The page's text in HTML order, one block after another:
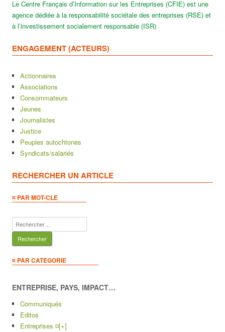
Le Centre Français d’Information sur les Entreprises (CFIE) est une
agence dédiée à la responsabilité sociétale des entreprises (RSE) et
à l’investissement socialement responsable (ISR)
ENGAGEMENT (ACTEURS)
Actionnaires
Associations
Consommateurs
Jeunes
Journalistes
Justice
Peuples autochtones
Syndicats/salariés
RECHERCHER UN ARTICLE
¤ PAR MOT-CLE
Rechercher :
¤ PAR CATEGORIE
ENTREPRISE, PAYS, IMPACT…
Communiqués
Editos
Entreprises ¤[+]